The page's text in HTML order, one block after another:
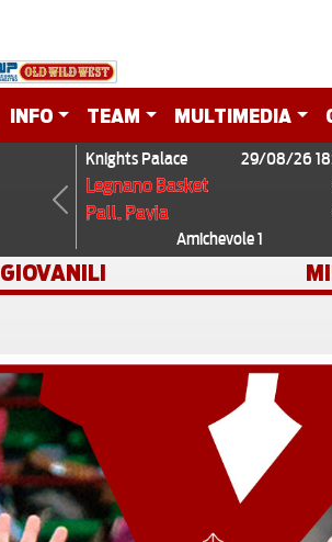
INFO TEAM MULTIMEDIA
Knights Palace 29/08/26
Legnano Basket
Pall. Pavia
Amichevole 1
Previous
GIOVANILI